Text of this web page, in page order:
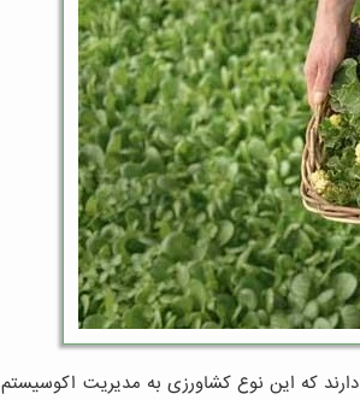
که این نوع کشاورزی به مدیریت اکوسیستم